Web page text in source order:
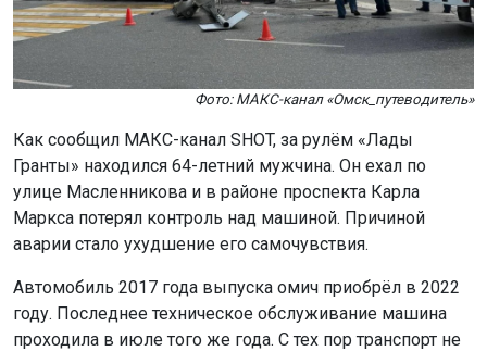
Фото: МАКС-канал «Омск_путеводитель»
Как сообщил МАКС-канал SHOT, за рулём «Лады
Гранты» находился 64-летний мужчина. Он ехал по
улице Масленникова и в районе проспекта Карла
Маркса потерял контроль над машиной. Причиной
аварии стало ухудшение его самочувствия.
Автомобиль 2017 года выпуска омич приобрёл в 2022
году. Последнее техническое обслуживание машина
проходила в июле того же года. С тех пор транспорт не